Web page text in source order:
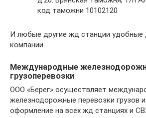
код таможни 10102120
И любые другие жд станции удобные
компании
Международные
грузоперевозки
ООО «Берег» осуществляет
железнодорожные перевозки грузов
оформление на всех жд станциях и